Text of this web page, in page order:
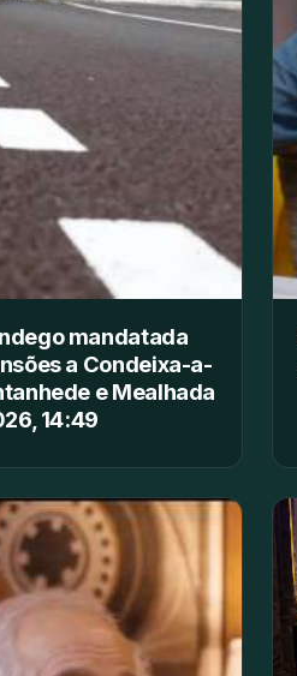
mandatada
a Condeixa-a-
e Mealhada
14:49